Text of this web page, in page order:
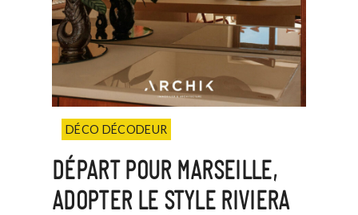
DÉCO DÉCODEUR
DÉPART POUR MARSEILLE,
ADOPTER LE STYLE RIVIERA